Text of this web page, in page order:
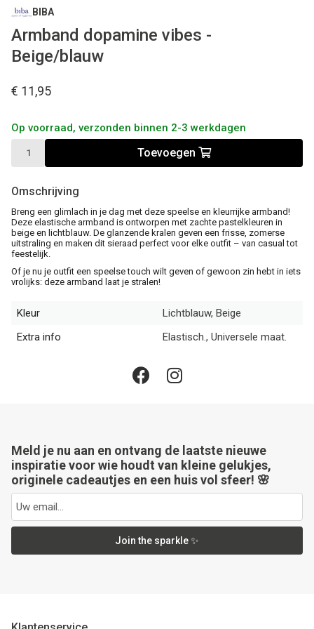
BIBA
Armband dopamine vibes -
Beige/blauw
€ 11,95
Op voorraad, verzonden binnen 2-3 werkdagen
Toevoegen
Omschrijving
Breng een glimlach in je dag met deze speelse en kleurrijke armband!
Deze elastische armband is ontworpen met zachte pastelkleuren in
beige en lichtblauw. De glanzende kralen geven een frisse, zomerse
uitstraling en maken dit sieraad perfect voor elke outfit – van casual tot
feestelijk.
Of je nu je outfit een speelse touch wilt geven of gewoon zin hebt in iets
vrolijks: deze armband laat je stralen!
Kleur
Lichtblauw, Beige
Extra info
Elastisch., Universele maat.
Meld je nu aan en ontvang de laatste nieuwe
inspiratie voor wie houdt van kleine gelukjes,
originele cadeautjes en een huis vol sfeer! 🌸
Join the sparkle ✨